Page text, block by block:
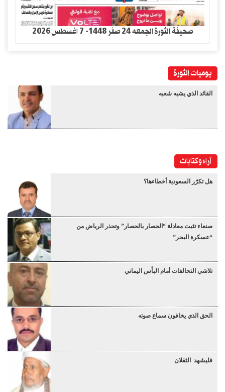
صحيفة الثورة الجمعه 24 صفر 1448- 7 اغسطس 2026
يوميات الثورة
القائد الذي يشبه شعبه
آراء وكتابات
هل تكرّر السعودية أخطاءها؟
صنعاء تثبت معادلة “الحصار بالحصار” وتحذر الرياض من
“عسكرة البحر”
تلاشي التحالفات أمام البأس اليماني
الحق الذي يخافون سماع صوته
فليشهد الثقلان